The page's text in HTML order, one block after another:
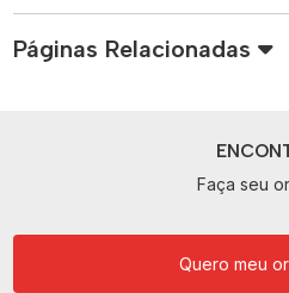
Páginas Relacionadas
Faça seu
Quero meu